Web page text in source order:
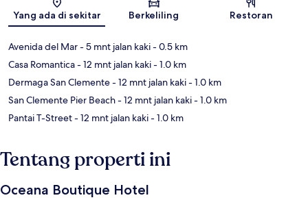
Peta
Yang ada di sekitar Berkeliling Restoran
Avenida del Mar- 5 mnt jalan kaki- 0.5 km
Casa Romantica- 12 mnt jalan kaki- 1.0 km
Dermaga San Clemente- 12 mnt jalan kaki- 1.0 km
San Clemente Pier Beach- 12 mnt jalan kaki- 1.0 km
Pantai T-Street- 12 mnt jalan kaki- 1.0 km
Tentang properti ini
Oceana Boutique Hotel